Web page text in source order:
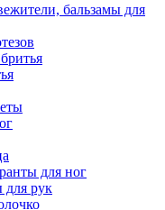
бальзамы для
для ног
для рук